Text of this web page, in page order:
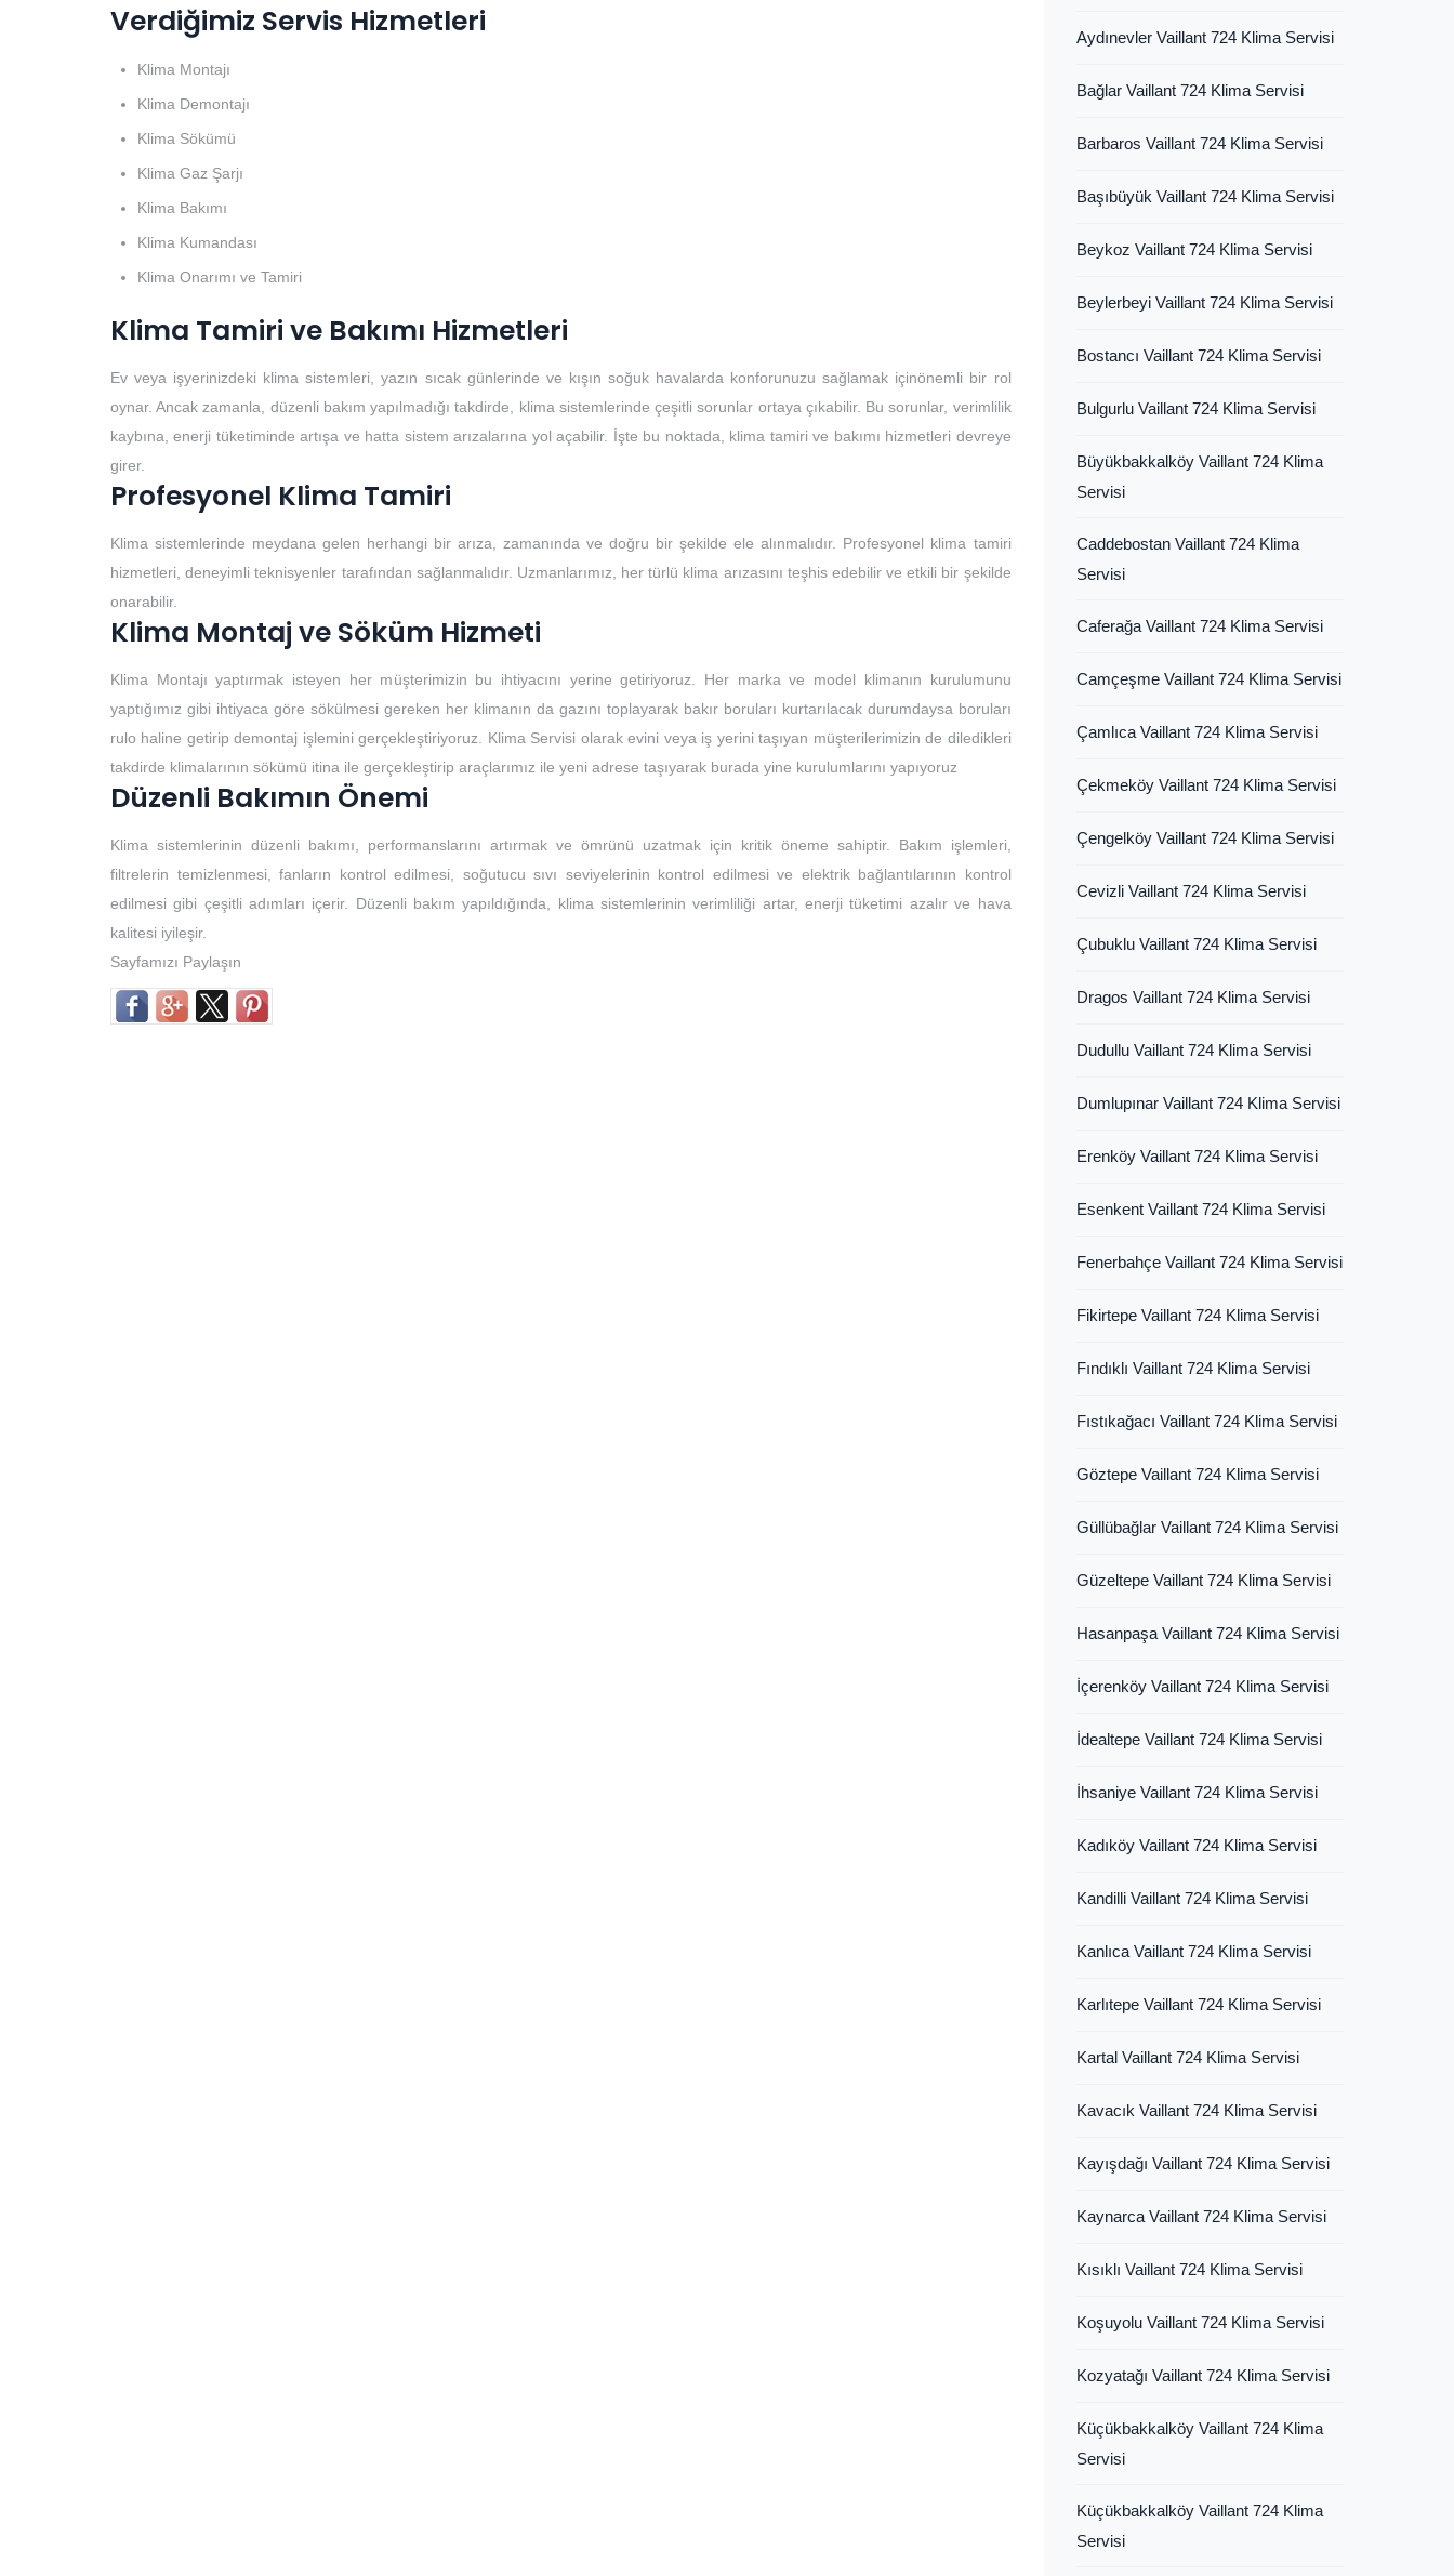
Verdiğimiz Servis Hizmetleri
Klima Montajı
Klima Demontajı
Klima Sökümü
Klima Gaz Şarjı
Klima Bakımı
Klima Kumandası
Klima Onarımı ve Tamiri
Klima Tamiri ve Bakımı Hizmetleri
Ev veya işyerinizdeki klima sistemleri, yazın sıcak günlerinde ve kışın soğuk havalarda konforunuzu sağlamak içinönemli bir rol
oynar. Ancak zamanla, düzenli bakım yapılmadığı takdirde, klima sistemlerinde çeşitli sorunlar ortaya çıkabilir. Bu sorunlar, verimlilik
kaybına, enerji tüketiminde artışa ve hatta sistem arızalarına yol açabilir. İşte bu noktada, klima tamiri ve bakımı hizmetleri devreye
girer.
Profesyonel Klima Tamiri
Klima sistemlerinde meydana gelen herhangi bir arıza, zamanında ve doğru bir şekilde ele alınmalıdır. Profesyonel klima tamiri
hizmetleri, deneyimli teknisyenler tarafından sağlanmalıdır. Uzmanlarımız, her türlü klima arızasını teşhis edebilir ve etkili bir şekilde
onarabilir.
Klima Montaj ve Söküm Hizmeti
Klima Montajı yaptırmak isteyen her müşterimizin bu ihtiyacını yerine getiriyoruz. Her marka ve model klimanın kurulumunu
yaptığımız gibi ihtiyaca göre sökülmesi gereken her klimanın da gazını toplayarak bakır boruları kurtarılacak durumdaysa boruları
rulo haline getirip demontaj işlemini gerçekleştiriyoruz. Klima Servisi olarak evini veya iş yerini taşıyan müşterilerimizin de diledikleri
takdirde klimalarının sökümü itina ile gerçekleştirip araçlarımız ile yeni adrese taşıyarak burada yine kurulumlarını yapıyoruz
Düzenli Bakımın Önemi
Klima sistemlerinin düzenli bakımı, performanslarını artırmak ve ömrünü uzatmak için kritik öneme sahiptir. Bakım işlemleri,
filtrelerin temizlenmesi, fanların kontrol edilmesi, soğutucu sıvı seviyelerinin kontrol edilmesi ve elektrik bağlantılarının kontrol
edilmesi gibi çeşitli adımları içerir. Düzenli bakım yapıldığında, klima sistemlerinin verimliliği artar, enerji tüketimi azalır ve hava
kalitesi iyileşir.
Sayfamızı Paylaşın
Aydınevler Vaillant 724 Klima Servisi
Bağlar Vaillant 724 Klima Servisi
Barbaros Vaillant 724 Klima Servisi
Başıbüyük Vaillant 724 Klima Servisi
Beykoz Vaillant 724 Klima Servisi
Beylerbeyi Vaillant 724 Klima Servisi
Bostancı Vaillant 724 Klima Servisi
Bulgurlu Vaillant 724 Klima Servisi
Büyükbakkalköy Vaillant 724 Klima
Servisi
Caddebostan Vaillant 724 Klima
Servisi
Caferağa Vaillant 724 Klima Servisi
Camçeşme Vaillant 724 Klima Servisi
Çamlıca Vaillant 724 Klima Servisi
Çekmeköy Vaillant 724 Klima Servisi
Çengelköy Vaillant 724 Klima Servisi
Cevizli Vaillant 724 Klima Servisi
Çubuklu Vaillant 724 Klima Servisi
Dragos Vaillant 724 Klima Servisi
Dudullu Vaillant 724 Klima Servisi
Dumlupınar Vaillant 724 Klima Servisi
Erenköy Vaillant 724 Klima Servisi
Esenkent Vaillant 724 Klima Servisi
Fenerbahçe Vaillant 724 Klima Servisi
Fikirtepe Vaillant 724 Klima Servisi
Fındıklı Vaillant 724 Klima Servisi
Fıstıkağacı Vaillant 724 Klima Servisi
Göztepe Vaillant 724 Klima Servisi
Güllübağlar Vaillant 724 Klima Servisi
Güzeltepe Vaillant 724 Klima Servisi
Hasanpaşa Vaillant 724 Klima Servisi
İçerenköy Vaillant 724 Klima Servisi
İdealtepe Vaillant 724 Klima Servisi
İhsaniye Vaillant 724 Klima Servisi
Kadıköy Vaillant 724 Klima Servisi
Kandilli Vaillant 724 Klima Servisi
Kanlıca Vaillant 724 Klima Servisi
Karlıtepe Vaillant 724 Klima Servisi
Kartal Vaillant 724 Klima Servisi
Kavacık Vaillant 724 Klima Servisi
Kayışdağı Vaillant 724 Klima Servisi
Kaynarca Vaillant 724 Klima Servisi
Kısıklı Vaillant 724 Klima Servisi
Koşuyolu Vaillant 724 Klima Servisi
Kozyatağı Vaillant 724 Klima Servisi
Küçükbakkalköy Vaillant 724 Klima
Servisi
Küçükbakkalköy Vaillant 724 Klima
Servisi